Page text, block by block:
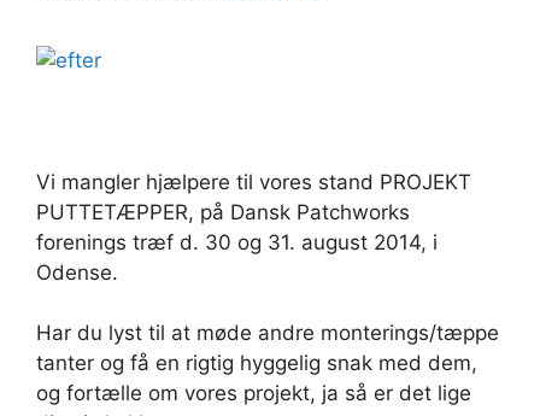
Vi mangler hjælpere til vores stand PROJEKT
PUTTETÆPPER, på Dansk Patchworks
forenings træf d. 30 og 31. august 2014, i
Odense.
Har du lyst til at møde andre monterings/tæppe
tanter og få en rigtig hyggelig snak med dem,
og fortælle om vores projekt, ja så er det lige